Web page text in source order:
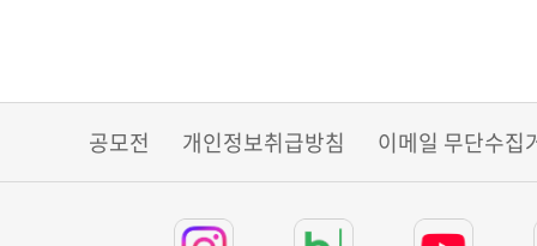
공모전 개인정보취급방침 이메일 무단수집